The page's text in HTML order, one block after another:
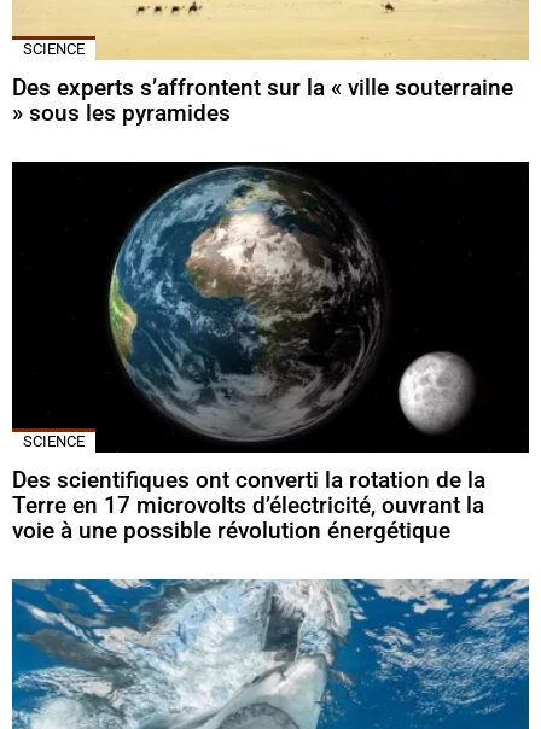
SCIENCE
Des experts s’affrontent sur la « ville souterraine
» sous les pyramides
SCIENCE
Des scientifiques ont converti la rotation de la
Terre en 17 microvolts d’électricité, ouvrant la
voie à une possible révolution énergétique